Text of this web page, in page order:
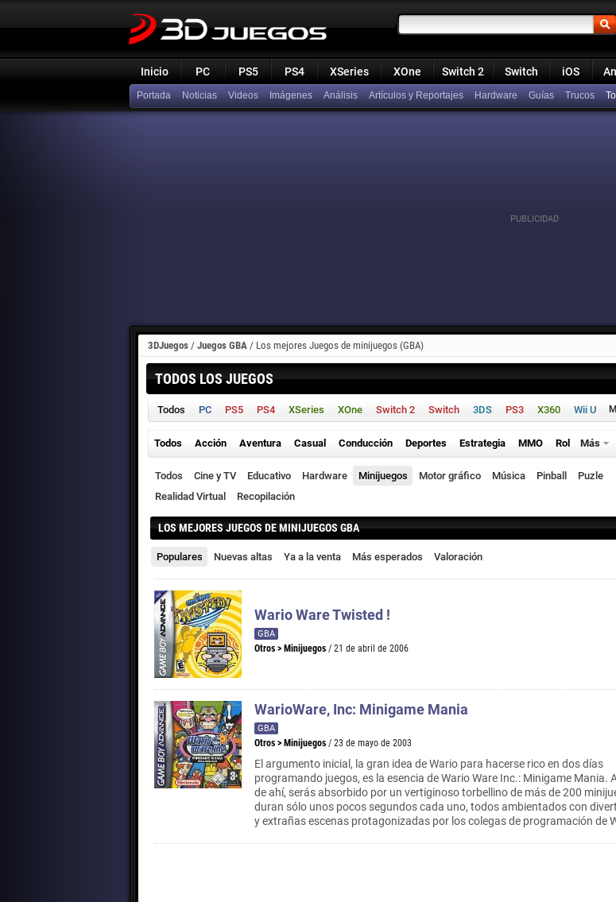
Inicio PC PS5 PS4 XSeries XOne Switch 2 Switch iOS
Portada Noticias Videos Imágenes Análisis Artículos y Reportajes Hardware Guías Trucos
3DJuegos / Juegos GBA / Los mejores Juegos de minijuegos (GBA)
TODOS LOS JUEGOS
Todos PC PS5 PS4 XSeries XOne Switch 2 Switch 3DS PS3 X360 Wii U
Todos Acción Aventura Casual Conducción Deportes Estrategia MMO Rol Más
Todos Cine y TV Educativo Hardware Minijuegos Motor gráfico Música Pinball
Puzle
Realidad Virtual
Recopilación
LOS MEJORES JUEGOS DE MINIJUEGOS GBA
Populares Nuevas altas Ya a la venta Más esperados Valoración
Wario Ware Twisted !
GBA
Otros > Minijuegos / 21 de abril de 2006
WarioWare, Inc: Minigame Mania
GBA
Otros > Minijuegos / 23 de mayo de 2003
El argumento inicial, la gran idea de Wario para hacerse rico en dos días
programando juegos, es la esencia de Wario Ware Inc.: Minigame Mania.
de ahí, serás absorbido por un vertiginoso torbellino de más de 200
duran sólo unos pocos segundos cada uno, todos ambientados con
y extrañas escenas protagonizadas por los colegas de programación de